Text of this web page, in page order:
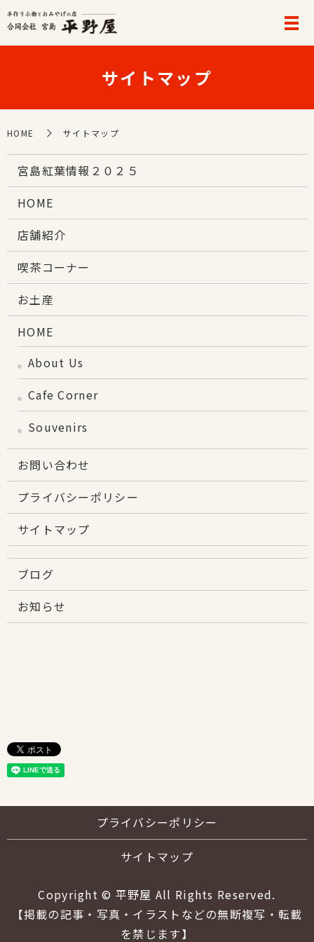
サイトマップ
HOME サイトマップ
宮島紅葉情報２０２５
HOME
店舗紹介
喫茶コーナー
お土産
HOME
About Us
Cafe Corner
Souvenirs
お問い合わせ
プライバシーポリシー
サイトマップ
ブログ
お知らせ
プライバシーポリシー
サイトマップ
Copyright © 平野屋 All Rights Reserved.
【掲載の記事・写真・イラストなどの無断複写・転載
を禁じます】